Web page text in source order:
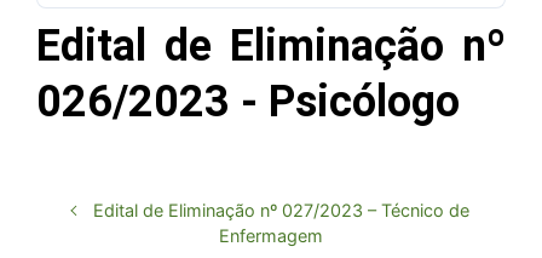
Edital de Eliminação nº
026/2023 - Psicólogo
Edital de Eliminação nº 027/2023 – Técnico de
Enfermagem